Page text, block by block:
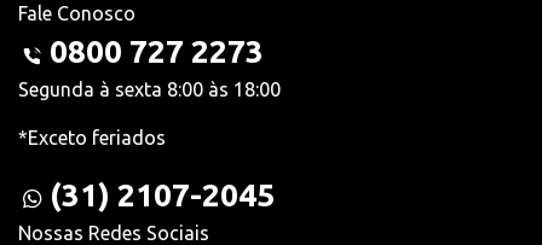
Fale Conosco
0800 727 2273
Segunda à sexta 8:00 às 18:00
*Exceto feriados
(31) 2107-2045
Nossas Redes Sociais